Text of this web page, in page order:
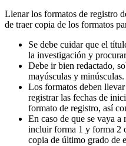
Llenar los formatos de registro
de traer copia de los formatos
Se debe cuidar que el
la investigación y
Debe ir bien redactado,
mayúsculas y minúsculas.
Los formatos deben
registrar las fechas de
formato de registro, así
En caso de que se vaya a
incluir forma 1 y forma 2
copia de último grado de